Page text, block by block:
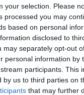
your selection. Please
processed you may
based on personal
disclosed to
may separately opt-out
personal information by
participants. This
by us to third parties on
that may further
- ha jól
a további
az
nem lehet
a pécsi közönség
meg
az első